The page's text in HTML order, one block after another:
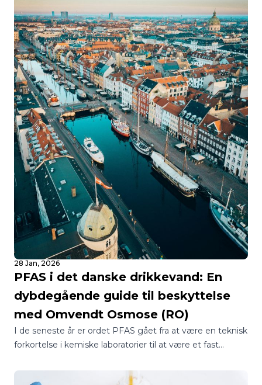
28 Jan, 2026
PFAS i det danske drikkevand: En
dybdegående guide til beskyttelse
med Omvendt Osmose (RO)
I de seneste år er ordet PFAS gået fra at være en teknisk
forkortelse i kemiske laboratorier til at være et fast